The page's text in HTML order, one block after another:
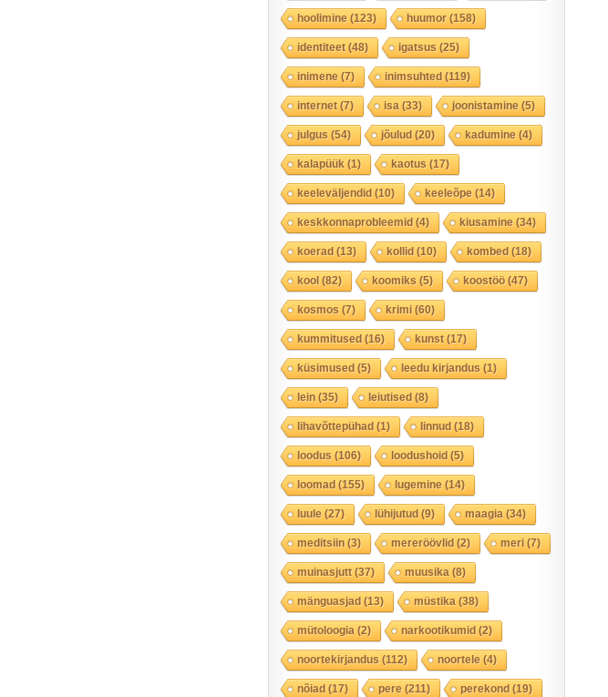
hoolimine(123) huumor(158)
identiteet(48) igatsus(25)
inimene(7) inimsuhted(119)
internet(7) isa(33) joonistamine(5)
julgus(54) jõulud(20) kadumine(4)
kalapüük(1) kaotus(17)
keeleväljendid(10) keeleõpe(14)
keskkonnaprobleemid(4) kiusamine(34)
koerad(13) kollid(10) kombed(18)
kool(82) koomiks(5) koostöö(47)
kosmos(7) krimi(60)
kummitused(16) kunst(17)
küsimused(5) leedu kirjandus(1)
lein(35) leiutised(8)
lihavõttepühad(1) linnud(18)
loodus(106) loodushoid(5)
loomad(155) lugemine(14)
luule(27) lühijutud(9) maagia(34)
meditsiin(3) mereröövlid(2) meri(7)
muinasjutt(37) muusika(8)
mänguasjad(13) müstika(38)
mütoloogia(2) narkootikumid(2)
noortekirjandus(112) noortele(4)
nõiad(17) pere(211) perekond(19)